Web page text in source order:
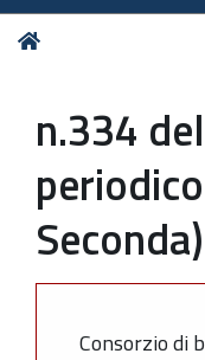
Tu
n.334
Seconda)
Consorzio di